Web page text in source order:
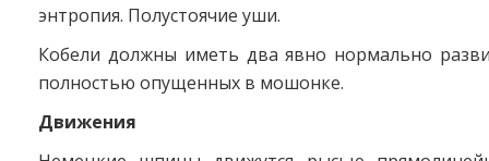
энтропия. Полустоячие уши.
Кобели должны иметь два явно нормально
полностью опущенных в мошонке.
Движения